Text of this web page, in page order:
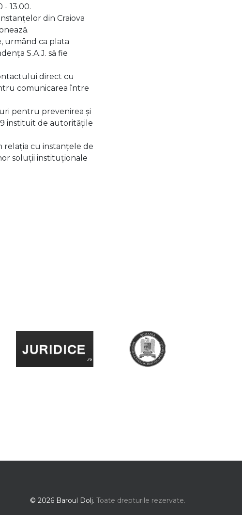
13.00.
din Craiova
urmând ca plata
S.A.J. să fie
direct cu
comunicarea între
pentru prevenirea și
instituit de autoritățile
relația cu instanțele de
soluții instituționale
© 2026 Baroul Dolj. Toate drepturile rezervate.